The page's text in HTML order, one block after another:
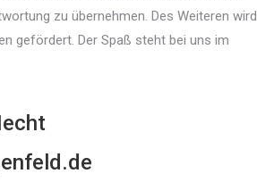
zu übernehmen. Des Weiteren wird
gefördert. Der Spaß steht bei uns im